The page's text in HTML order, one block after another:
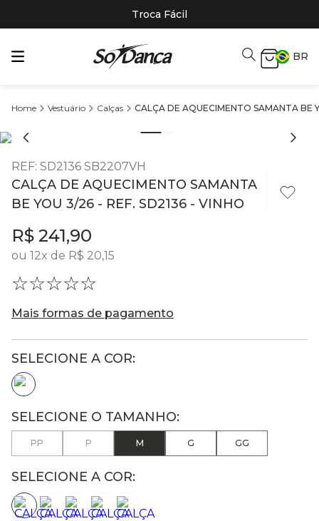
Troca Fácil
BR
Vestuário Calças CALÇA DE AQUECIMENTO SAMANTA BE
REF: SD2136 SB2207VH
CALÇA DE AQUECIMENTO SAMANTA
BE YOU 3/26 - REF. SD2136 - VINHO
R$ 241,90
ou 12x de R$ 20,15
☆☆☆☆☆
Mais formas de pagamento
PP P M G GG
SELECIONE A COR: